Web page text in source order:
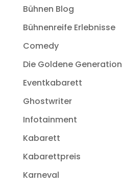
Bühnen Blog
Bühnenreife Erlebnisse
Comedy
Die Goldene Generation
Eventkabarett
Ghostwriter
Infotainment
Kabarett
Kabarettpreis
Karneval